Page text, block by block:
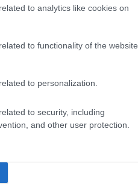
to analytics like cookies on
to functionality of the website
to personalization.
to security, including
and other user protection.
in
4.9k
i primi
e Italia